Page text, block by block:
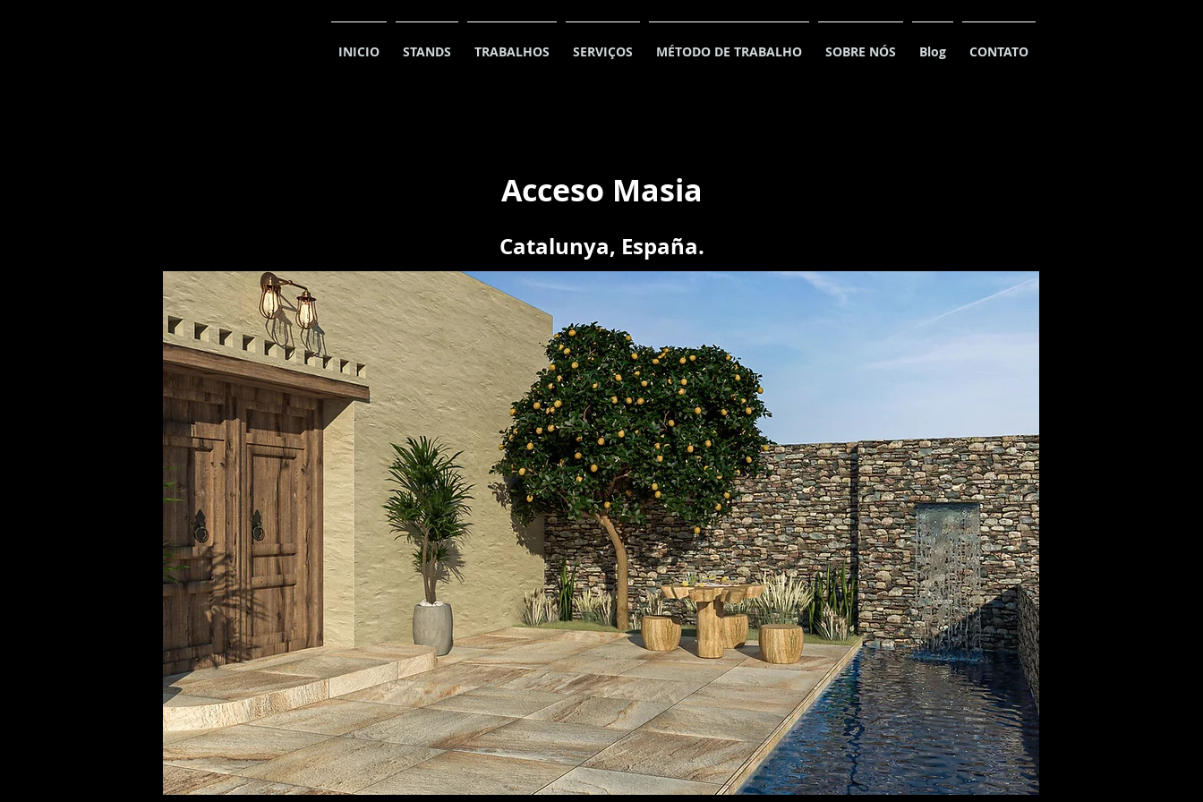
Acceso Masia
Catalunya, España.
INICIO STANDS TRABALHOS SERVIÇOS MÉTODO DE TRABALHO SOBRE NÓS Blog CONTATO